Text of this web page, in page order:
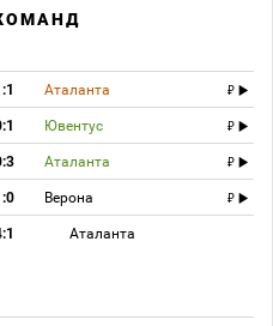
Аталанта
Ювентус
Аталанта
Верона
Аталанта